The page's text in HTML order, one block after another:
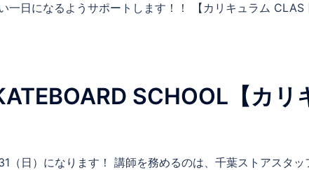
一日になるようサポートします！！ 【カリキュラム
SCHOOL【カリ
日）になります！ 講師を務めるのは、千葉ストアスタッ